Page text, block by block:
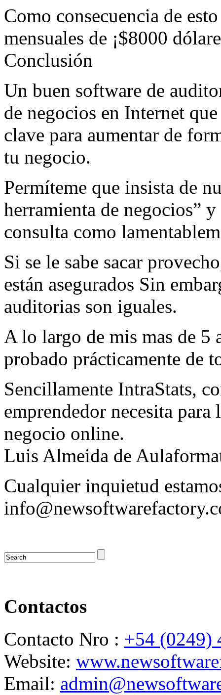
Como consecuencia de
mensuales de ¡$8000
Conclusión
Un buen software de
de negocios en Internet
clave para aumentar de
tu negocio.
Permíteme que insista de
herramienta de negocios”
consulta como
Si se le sabe sacar
están asegurados Sin
auditorias son iguales.
A lo largo de mis mas de 5
probado prácticamente de
Sencillamente IntraStats,
emprendedor necesita
negocio online.
Luis Almeida de
Cualquier inquietud
Contactos
Contacto Nro : +54 (0249)
Website:
Email: